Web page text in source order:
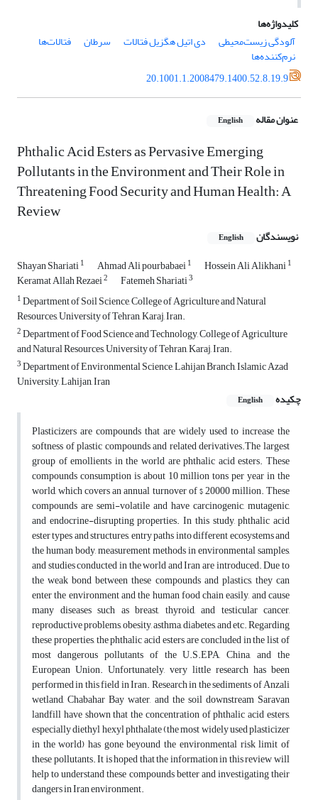
کلیدواژه‌ها
آلودگی زیست‌محیطی
دی اتیل هگزیل فتالات سرطان فتالات‌ها
نرم‌کننده‌ها
20.1001.1.2008479.1400.52.8.19.9
عنوان مقاله English
Phthalic Acid Esters as Pervasive Emerging
Pollutants in the Environment and Their Role in
Threatening Food Security and Human Health: A
Review
نویسندگان English
Shayan Shariati1 Ahmad Ali pourbabaei1 Hossein Ali Alikhani1
Keramat Allah Rezaei2 Fatemeh Shariati3
1Department of Soil Science, College of Agriculture and Natural
Resources, University of Tehran, Karaj, Iran.
2Department of Food Science and Technology, College of Agriculture
and Natural Resources, University of Tehran, Karaj, Iran.
3Department of Environmental Science, Lahijan Branch, Islamic Azad
University, Lahijan, Iran
چکیده
English
Plasticizers are compounds that are widely used to increase the
softness of plastic compounds and related derivatives.The largest
group of emollients in the world are phthalic acid esters. These
compounds consumption is about 10 million tons per year in the
world, which covers an annual turnover of $ 20000 million. These
compounds are semi-volatile and have carcinogenic, mutagenic,
and endocrine-disrupting properties. In this study, phthalic acid
ester types and structures, entry paths into different ecosystems and
the human body, measurement methods in environmental samples,
and studies conducted in the world and Iran are introduced. Due to
the weak bond between these compounds and plastics, they can
enter the environment and the human food chain easily, and cause
many diseases such as breast, thyroid, and testicular cancer,
reproductive problems, obesity, asthma, diabetes, and etc. Regarding
these properties, the phthalic acid esters are concluded in the list of
most dangerous pollutants of the U.S.EPA, China, and the
European Union. Unfortunately, very little research has been
performed in this field in Iran. Research in the sediments of Anzali
wetland, Chabahar Bay water, and the soil downstream Saravan
landfill have shown that the concentration of phthalic acid esters,
especially diethyl hexyl phthalate (the most widely used plasticizer
in the world) has gone beyound the environmental risk limit of
these pollutants. It is hoped that the information in this review will
help to understand these compounds better and investigating their
dangers in Iran environment.